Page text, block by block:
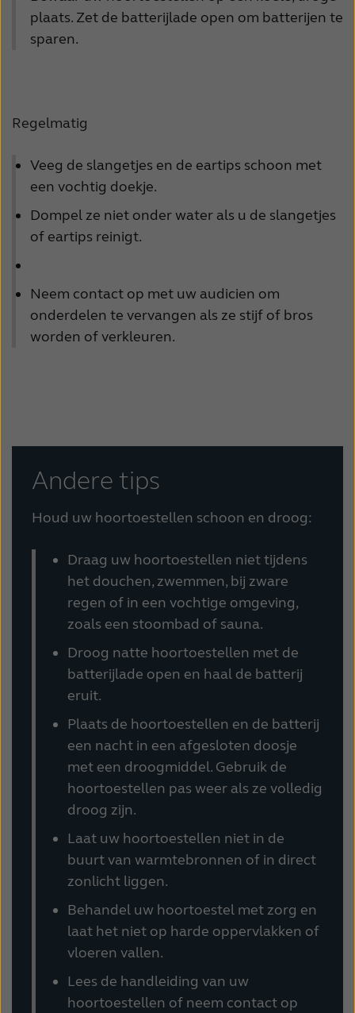
Schweiz Suisse
United States
plaats. Zet de batterijlade open om batterijen te
sparen.
Regelmatig
Veeg de slangetjes en de eartips schoon met
een vochtig doekje.
Dompel ze niet onder water als u de slangetjes
of eartips reinigt.
Neem contact op met uw audicien om
onderdelen te vervangen als ze stijf of bros
worden of verkleuren.
Andere tips
Houd uw hoortoestellen schoon en droog:
Draag uw hoortoestellen niet tijdens
het douchen, zwemmen, bij zware
regen of in een vochtige omgeving,
zoals een stoombad of sauna.
Droog natte hoortoestellen met de
batterijlade open en haal de batterij
eruit.
Plaats de hoortoestellen en de batterij
een nacht in een afgesloten doosje
met een droogmiddel. Gebruik de
hoortoestellen pas weer als ze volledig
droog zijn.
Laat uw hoortoestellen niet in de
buurt van warmtebronnen of in direct
zonlicht liggen.
Behandel uw hoortoestel met zorg en
laat het niet op harde oppervlakken of
vloeren vallen.
Lees de handleiding van uw
hoortoestellen of neem contact op